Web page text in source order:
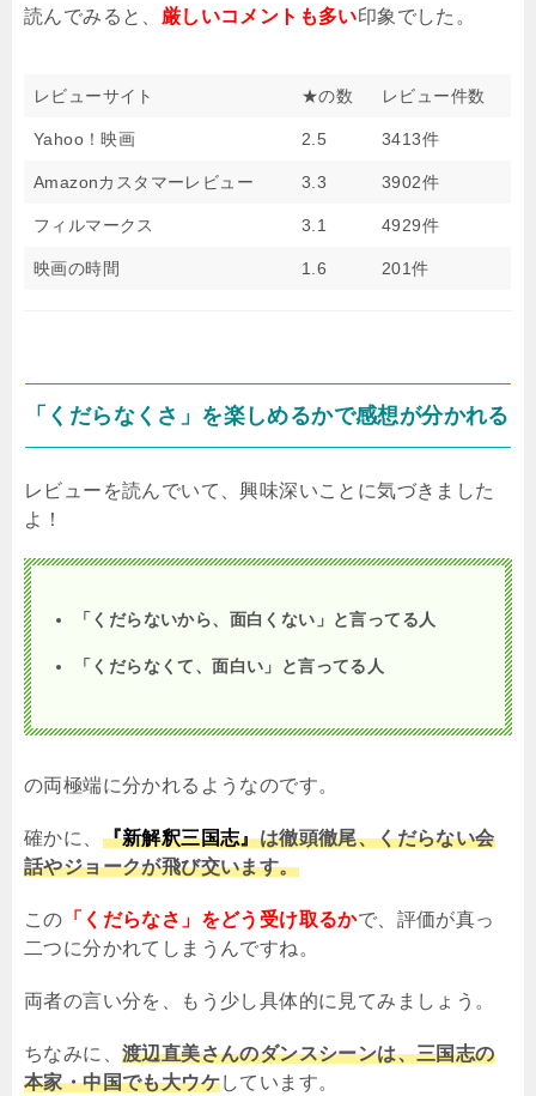
読んでみると、 厳しいコメントも多い印象でした。
レビューサイト ★の数 レビュー件数
Yahoo！映画 2.5 3413件
Amazonカスタマーレビュー 3.3 3902件
フィルマークス 3.1 4929件
映画の時間 1.6 201件
「くだらなくさ」を楽しめるかで感想が分かれる
レビューを読んでいて、興味深いことに気づきました
よ！
「くだらないから、面白くない」と言ってる人
「くだらなくて、面白い」と言ってる人
の両極端に分かれるようなのです。
確かに、 『新解釈三国志』は徹頭徹尾、くだらない会
話やジョークが飛び交います。
この 「くだらなさ」をどう受け取るかで、評価が真っ
二つに分かれてしまうんですね。
両者の言い分を、もう少し具体的に見てみましょう。
ちなみに、 渡辺直美さんのダンスシーンは、三国志の
本家・中国でも大ウケしています。